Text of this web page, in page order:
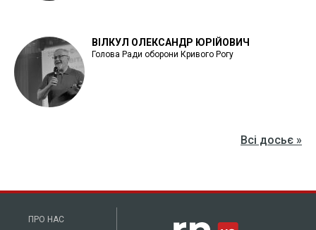
ВІЛКУЛ ОЛЕКСАНДР ЮРІЙОВИЧ
Голова Ради оборони Кривого Рогу
Всі досьє »
ПРО НАС